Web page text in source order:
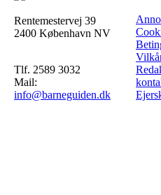
Rentemestervej 39
2400 København NV
Tlf. 2589 3032
Mail:
info@barneguiden.dk